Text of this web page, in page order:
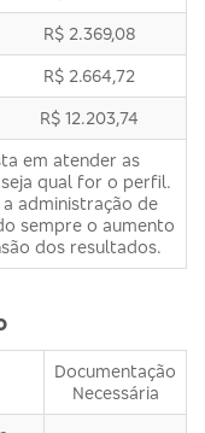
R$ 2.369,08
R$ 2.664,72
R$ 12.203,74
em atender as
qual for o perfil.
administração de
sempre o aumento
dos resultados.
Documentação
Necessária